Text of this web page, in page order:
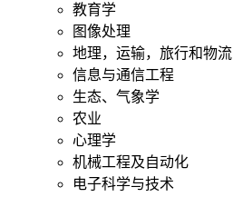
教育学
图像处理
地理，运输，旅行和物流
信息与通信工程
生态、气象学
农业
心理学
机械工程及自动化
电子科学与技术